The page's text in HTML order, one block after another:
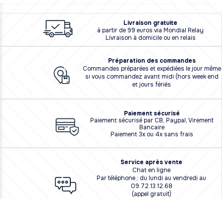
Livraison gratuite
à partir de 99 euros via Mondial Relay
Livraison à domicile ou en relais
Préparation des commandes
Commandes préparées et expédiées le jour même
si vous commandez avant midi (hors week end
et jours fériés
Paiement sécurisé
Paiement sécurisé par CB, Paypal, Virement
Bancaire
Paiement 3x ou 4x sans frais
Service après vente
Chat en ligne
Par téléphone : du lundi au vendredi au
09.72.13.12.68
(appel gratuit)